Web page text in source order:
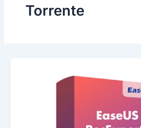
Torrente